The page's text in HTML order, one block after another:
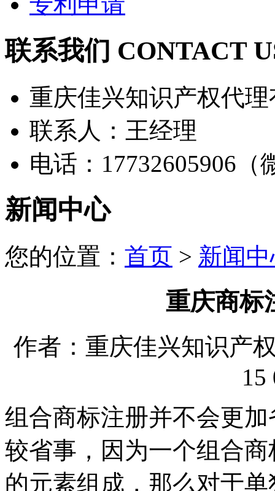
联系我们 CONTACT
重庆佳兴知识产权代
联系人：王经理
电话：17732605906（
新闻中心
您的位置： 首页 > 新闻
重庆商标
作者：重庆佳兴知识产
15
组合商标注册并不会更
较省事，因为一个组合
的元素组成，那么对于